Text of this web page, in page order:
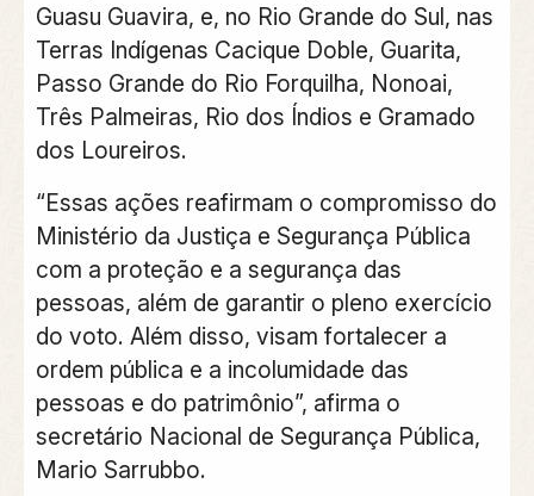
Guasu Guavira, e, no Rio Grande do Sul, nas
Terras Indígenas Cacique Doble, Guarita,
Passo Grande do Rio Forquilha, Nonoai,
Três Palmeiras, Rio dos Índios e Gramado
dos Loureiros.
“Essas ações reafirmam o compromisso do
Ministério da Justiça e Segurança Pública
com a proteção e a segurança das
pessoas, além de garantir o pleno exercício
do voto. Além disso, visam fortalecer a
ordem pública e a incolumidade das
pessoas e do patrimônio”, afirma o
secretário Nacional de Segurança Pública,
Mario Sarrubbo.